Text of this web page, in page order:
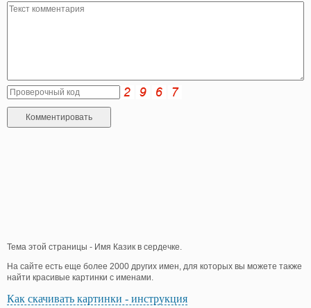
Тема этой страницы - Имя Казик в сердечке.
На сайте есть еще более 2000 других имен, для которых вы можете также
найти красивые картинки с именами.
Как скачивать картинки - инструкция